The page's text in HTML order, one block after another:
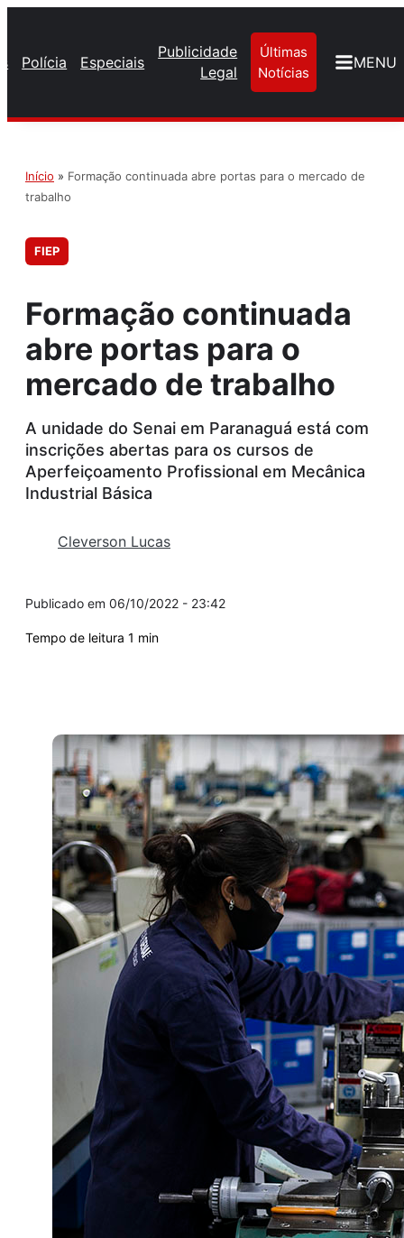
Polícia Especiais
Publicidade
Legal
Últimas
Notícias
MENU
Início » Formação continuada abre portas para o mercado de
trabalho
FIEP
Formação continuada
abre portas para o
mercado de trabalho
A unidade do Senai em Paranaguá está com
inscrições abertas para os cursos de
Aperfeiçoamento Profissional em Mecânica
Industrial Básica
Cleverson Lucas
06/10/2022 - 23:42